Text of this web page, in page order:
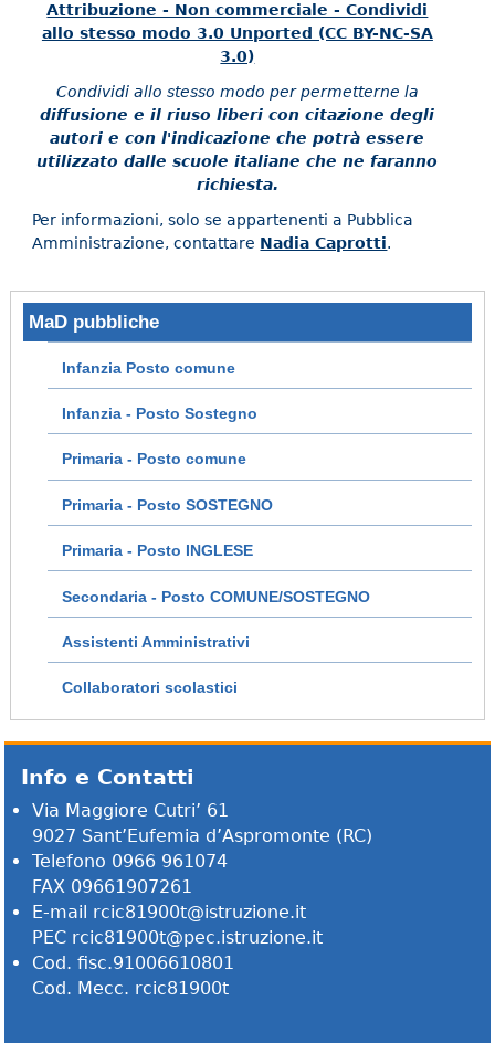
Attribuzione - Non commerciale - Condividi
allo stesso modo 3.0 Unported (CC BY-NC-SA
3.0)
Condividi allo stesso modo per permetterne la
diffusione e il riuso liberi con citazione degli
autori e con l'indicazione che potrà essere
utilizzato dalle scuole italiane che ne faranno
richiesta.
Per informazioni, solo se appartenenti a Pubblica
Amministrazione, contattare Nadia Caprotti.
MaD pubbliche
Infanzia Posto comune
Infanzia - Posto Sostegno
Primaria - Posto comune
Primaria - Posto SOSTEGNO
Primaria - Posto INGLESE
Secondaria - Posto COMUNE/SOSTEGNO
Assistenti Amministrativi
Collaboratori scolastici
Info e Contatti
Via Maggiore Cutri’ 61
9027 Sant’Eufemia d’Aspromonte (RC)
Telefono 0966 961074
FAX 09661907261
E-mail rcic81900t@istruzione.it
PEC rcic81900t@pec.istruzione.it
Cod. fisc.91006610801
Cod. Mecc. rcic81900t